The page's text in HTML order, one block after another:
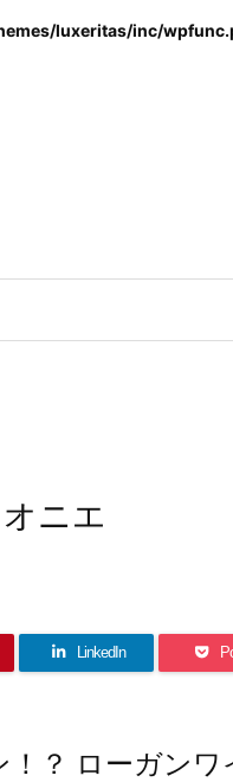
luxeritas/inc/
ニエ
LinkedIn
？ ローガンワ